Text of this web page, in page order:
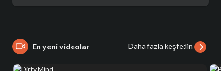
En yeni videolar Daha fazla keşfedin